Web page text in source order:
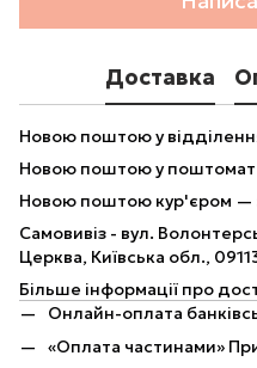
Доставка
Новою поштою у
Новою поштою у поштомат
Новою поштою кур'єром —
Самовивіз - вул.
Церква, Київська обл.,
Більше інформації про
Онлайн-оплата
«Оплата частинами»